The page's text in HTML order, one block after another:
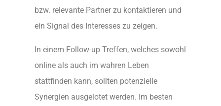
bzw. relevante Partner zu kontaktieren und
ein Signal des Interesses zu zeigen.
In einem Follow-up Treffen, welches sowohl
online als auch im wahren Leben
stattfinden kann, sollten potenzielle
Synergien ausgelotet werden. Im besten